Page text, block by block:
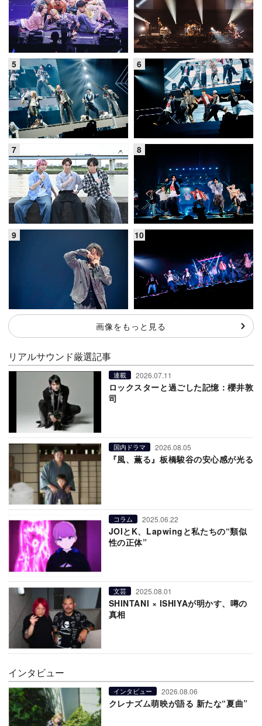
画像をもっと見る
リアルサウンド厳選記事
連載 2026.07.11
ロックスターと過ごした記憶：櫻井敦
司
国内ドラマ 2026.08.05
『風、薫る』板橋駿谷の安心感が光る
コラム 2025.06.22
JOIとK、Lapwingと私たちの“類似
性の正体”
文芸 2025.08.01
SHINTANI × ISHIYAが明かす、噂の
真相
インタビュー
インタビュー 2026.08.06
クレナズム萌映が語る 新たな“夏曲”